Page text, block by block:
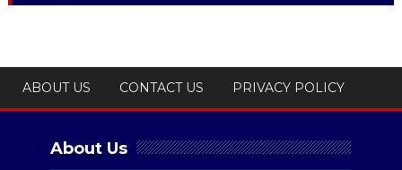
ABOUT US CONTACT US PRIVACY POLICY
About Us